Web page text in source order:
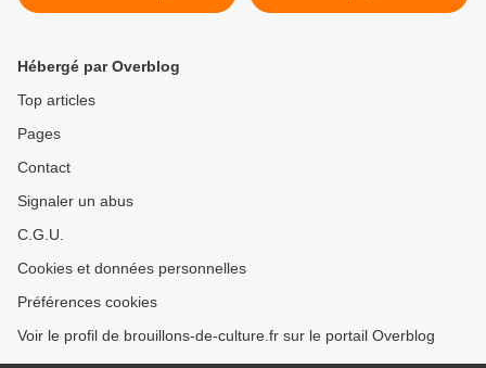
nommé désir >
Hébergé par Overblog
Top articles
Pages
Contact
Signaler un abus
C.G.U.
Cookies et données personnelles
Préférences cookies
Voir le profil de brouillons-de-culture.fr sur le portail Overblog